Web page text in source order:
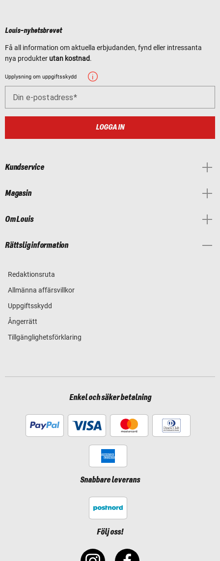
Louis-nyhetsbrevet
Få all information om aktuella erbjudanden, fynd eller intressanta
nya produkter utan kostnad.
Upplysning om uppgiftsskydd
Din e-postadress
LOGGA IN
Kundservice
Magasin
Om Louis
Rättslig information
Redaktionsruta
Allmänna affärsvillkor
Uppgiftsskydd
Ångerrätt
Tillgänglighetsförklaring
Enkel och säker betalning
Snabbare leverans
Följ oss!